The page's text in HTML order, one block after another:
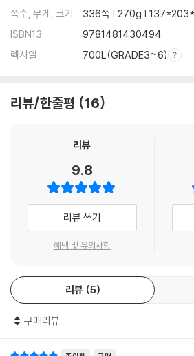
쪽수, 무게, 크기
336쪽 | 270g |
ISBN13
9781481430494
렉사일
700L(GRADE3~6)
리뷰/한줄평 16
리뷰
9.8
리뷰 쓰기
혜택 및 유의사항
리뷰 5
구매리뷰